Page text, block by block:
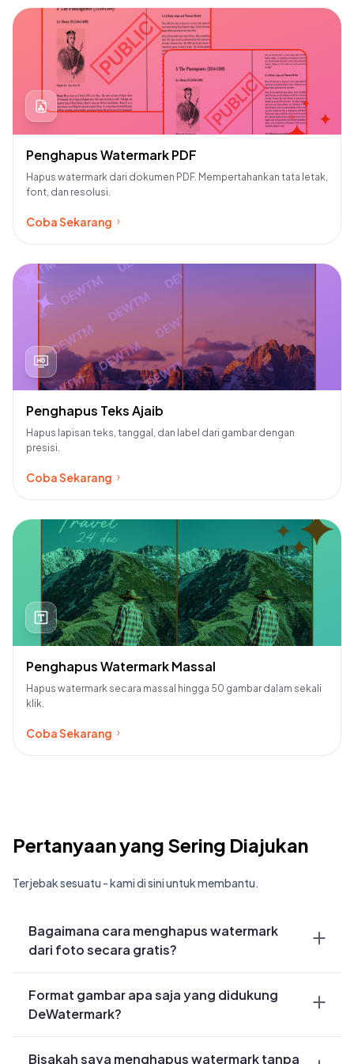
juga bisa! Gue pake di HP gue, prosesnya cepet
banget, nggak pake lama. Detail gambar tetep
kejaga, nggak ada yang ilang. Pokoknya puas
banget deh, gue rekomenin buat lo yang suka edit
foto!
20 Agt, 2023
akurat. Saya tidak mengharapkan alat AI berkualitas
rendah lainnya yang serupa dengan yang telah
diproduksi dalam beberapa bulan terakhir, tetapi
alat ini hebat dalam apa yang dilakukannya.
Cameron Williamson
10 Nov, 2023
Penghapus Watermark PDF
Hapus watermark dari dokumen PDF. Mempertahankan tata letak,
font, dan resolusi.
Coba Sekarang
Penghapus Teks Ajaib
Hapus lapisan teks, tanggal, dan label dari gambar dengan
presisi.
Coba Sekarang
Penghapus Watermark Massal
Hapus watermark secara massal hingga 50 gambar dalam sekali
klik.
Coba Sekarang
Pertanyaan yang Sering Diajukan
Terjebak sesuatu - kami di sini untuk membantu.
Bagaimana cara menghapus watermark
dari foto secara gratis?
DeWatermark. AI secara otomatis
mendeteksi dan menghapus watermark
dalam waktu kurang dari 3 detik. Pengguna
gratis mendapatkan 3 gambar per hari tanpa
Format gambar apa saja yang didukung
DeWatermark?
Bisakah saya menghapus watermark tanpa